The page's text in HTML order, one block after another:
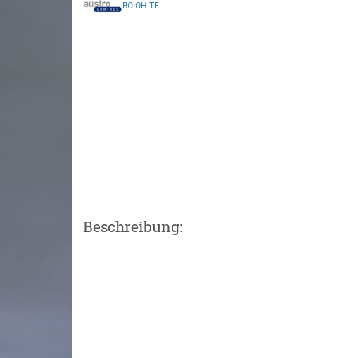
BO OH TE
Beschreibung: